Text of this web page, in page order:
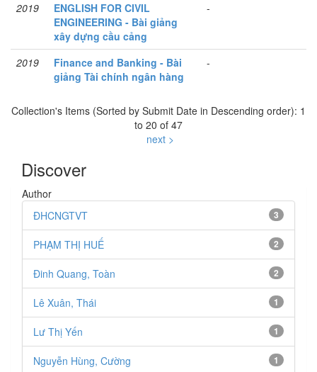
2019
ENGLISH FOR CIVIL
ENGINEERING - Bài giảng
xây dựng cầu cảng
-
2019
Finance and Banking - Bài
giảng Tài chính ngân hàng
-
Collection's Items (Sorted by Submit Date in Descending order): 1
to 20 of 47
next >
Discover
Author
3
ĐHCNGTVT
2
PHẠM THỊ HUẾ
2
Đinh Quang, Toàn
1
Lê Xuân, Thái
1
Lư Thị Yến
1
Nguyễn Hùng, Cường